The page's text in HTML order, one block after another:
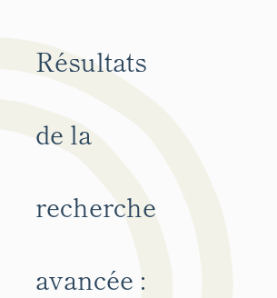
Résultats
de la
recherche
avancée :